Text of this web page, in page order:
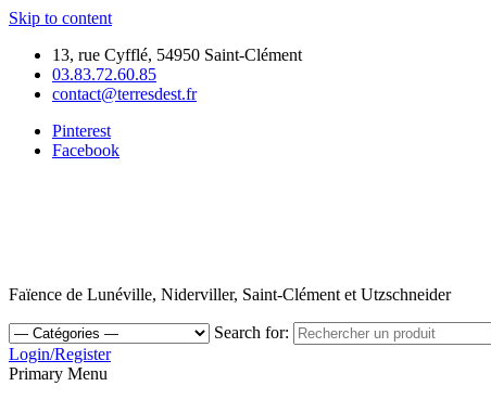
Skip to content
13, rue Cyfflé, 54950 Saint-Clément
03.83.72.60.85
contact@terresdest.fr
Pinterest
Facebook
Faïence de Lunéville, Niderviller, Saint-Clément et Utzschneider
Search for:
Login/Register
Primary Menu